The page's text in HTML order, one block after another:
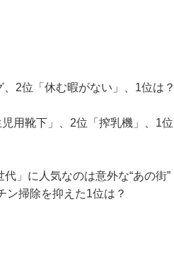
2位「休む暇がない」、1位は？
用靴下」、2位「搾乳機」、1位
」に人気なのは意外な“あの街”
ン掃除を抑えた1位は？